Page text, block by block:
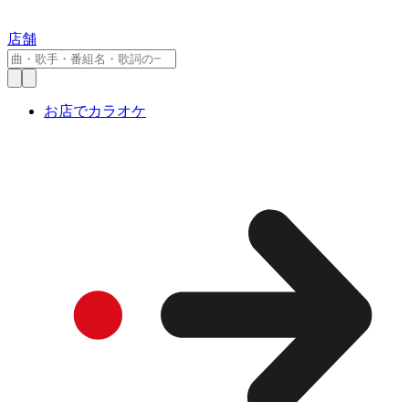
店舗
お店でカラオケ